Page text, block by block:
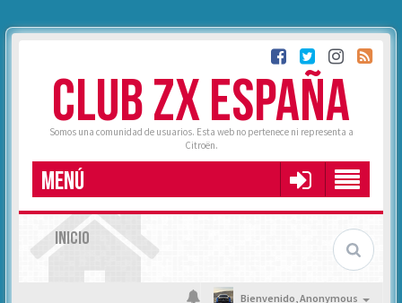
CLUB ZX ESPAÑA
Somos una comunidad de usuarios. Esta web no pertenece ni representa a
Citroën.
MENÚ
INICIO
Bienvenido,Anonymous